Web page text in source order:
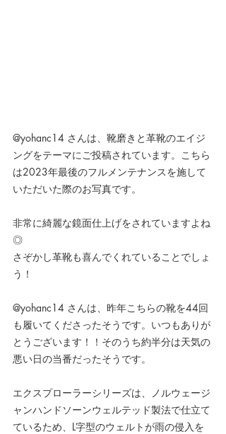
@yohanc14 さんは、靴磨きと革靴のエイジ
ングをテーマにご投稿されています。こちら
は2023年最後のフルメンテナンスを施して
いただいた際のお写真です。
非常に綺麗な鏡面仕上げをされていますよね
◎
さぞかし革靴も喜んでくれていることでしょ
う！
@yohanc14 さんは、昨年こちらの靴を44回
も履いてくださったそうです。いつもありが
とうございます！！そのうち約半分は天気の
悪い日の当番だったそうです。
エクスプローラーシリーズは、ノルウェージ
ャンハンドソーンウェルテッド製法で仕立て
ているため、L字型のウェルトが雨の侵入を